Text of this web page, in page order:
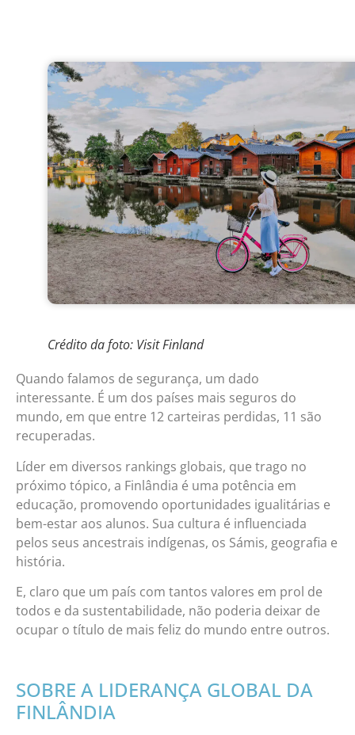
Crédito da foto: Visit Finland
Quando falamos de segurança, um dado
interessante. É um dos países mais seguros do
mundo, em que entre 12 carteiras perdidas, 11 são
recuperadas.
Líder em diversos rankings globais, que trago no
próximo tópico, a Finlândia é uma potência em
educação, promovendo oportunidades igualitárias e
bem-estar aos alunos. Sua cultura é influenciada
pelos seus ancestrais indígenas, os Sámis, geografia e
história.
E, claro que um país com tantos valores em prol de
todos e da sustentabilidade, não poderia deixar de
ocupar o título de mais feliz do mundo entre outros.
SOBRE A LIDERANÇA GLOBAL DA
FINLÂNDIA